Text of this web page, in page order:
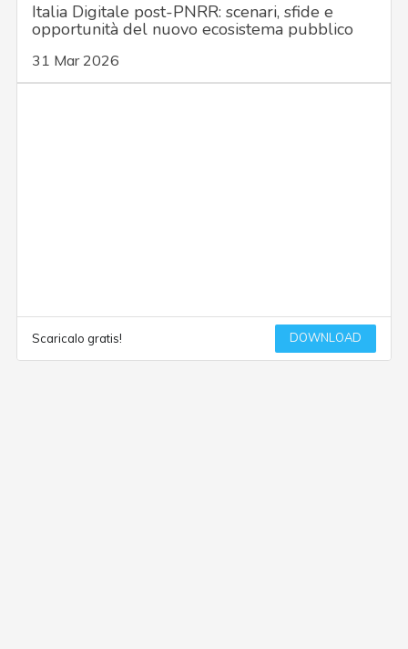
Italia Digitale post-PNRR: scenari, sfide e
opportunità del nuovo ecosistema pubblico
31 Mar 2026
Scaricalo gratis! DOWNLOAD